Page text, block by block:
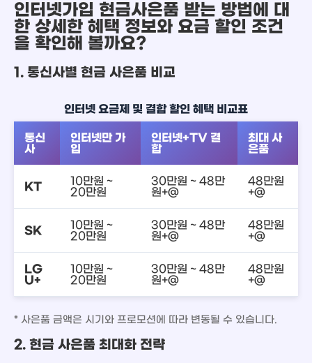
인터넷가입 현금사은품 받는 방법에 대
한 상세한 혜택 정보와 요금 할인 조건
을 확인해 볼까요?
1. 통신사별 현금 사은품 비교
인터넷 요금제 및 결합 할인 혜택 비교표
통신
사
인터넷만 가
입
인터넷+TV 결
합
최대 사
은품
KT
10만원 ~
20만원
30만원 ~ 48만
원+@
48만원
+@
SK
10만원 ~
20만원
30만원 ~ 48만
원+@
48만원
+@
LG
U+
10만원 ~
20만원
30만원 ~ 48만
원+@
48만원
+@
* 사은품 금액은 시기와 프로모션에 따라 변동될 수 있습니다.
2. 현금 사은품 최대화 전략